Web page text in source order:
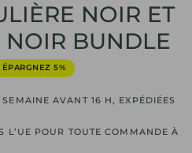
NOIR ET
NOIR BUNDLE
ÉPARGNEZ 5%
AVANT 16 H, EXPÉDIÉES
L’UE POUR TOUTE COMMANDE À